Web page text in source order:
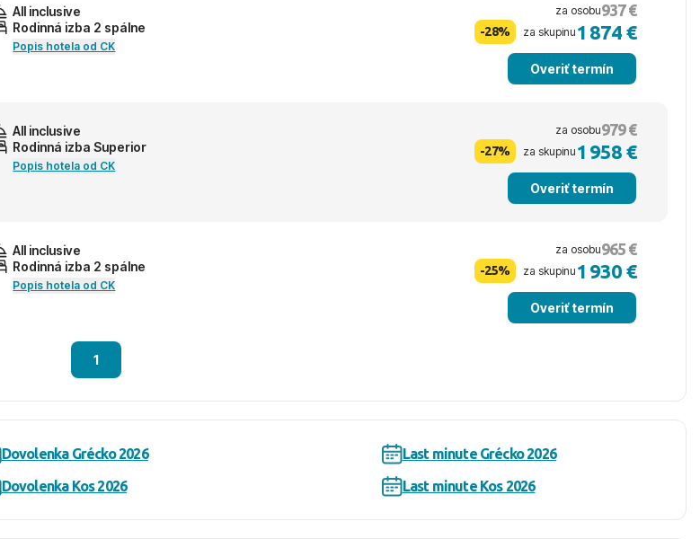
All inclusive
Rodinná izba 2 spálne
Popis hotela od CK
za osobu937 €
-28% za skupinu 1 874 €
Overiť termín
All inclusive
Rodinná izba Superior
Popis hotela od CK
za osobu979 €
-27% za skupinu 1 958 €
Overiť termín
All inclusive
Rodinná izba 2 spálne
Popis hotela od CK
za osobu965 €
-25% za skupinu 1 930 €
Overiť termín
1
Dovolenka Grécko 2026
Last minute Grécko 2026
Dovolenka Kos 2026
Last minute Kos 2026